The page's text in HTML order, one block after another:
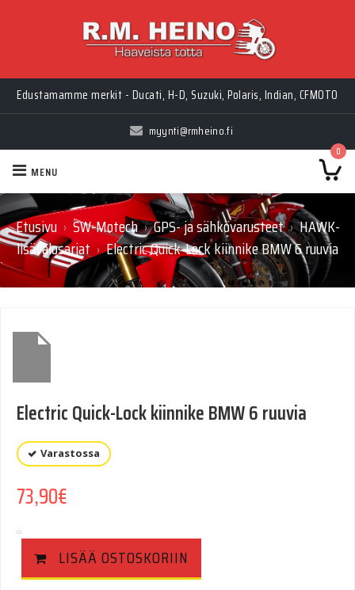
Edustamamme merkit - Ducati, H-D, Suzuki, Polaris, Indian, CFMOTO
myynti@rmheino.fi
0
MENU
Etusivu › SW-Motech › GPS- ja sähkövarusteet › HAWK-
lisävalosarjat › Electric Quick-Lock kiinnike BMW 6 ruuvia
Electric Quick-Lock kiinnike BMW 6 ruuvia
Varastossa
73,90€
LISÄÄ OSTOSKORIIN